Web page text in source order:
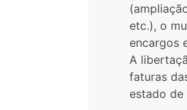
etc.), o
encargos
A
faturas
estado de